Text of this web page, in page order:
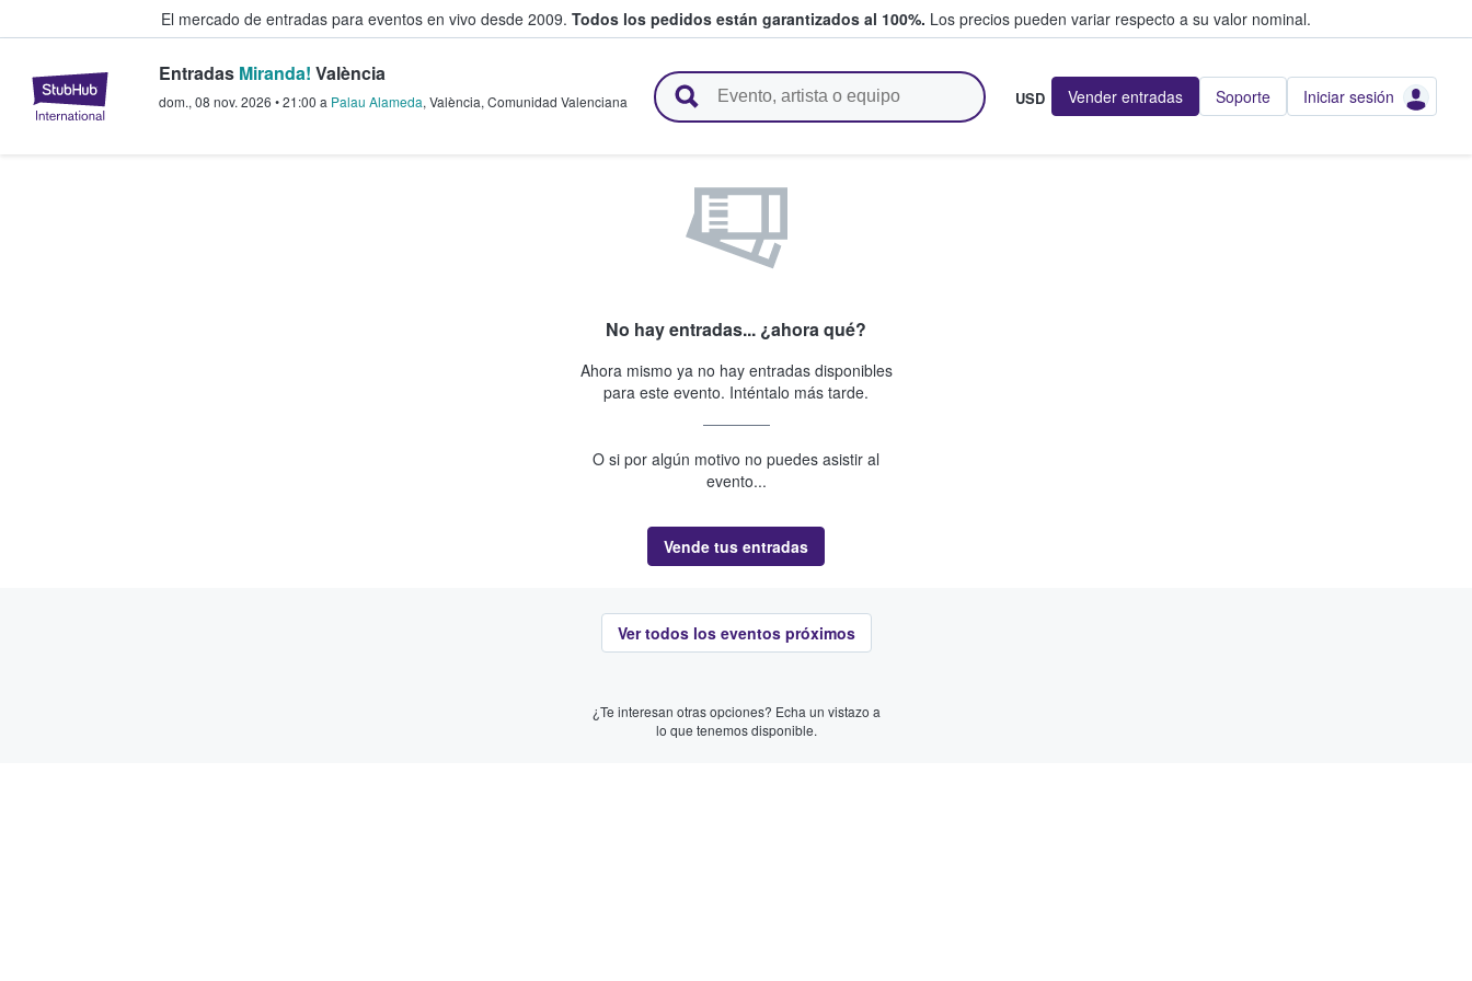
El mercado de entradas para eventos en vivo desde 2009. Todos los pedidos están garantizados al 100%. Los precios pueden variar respecto a su valor nominal.
StubHub: compra y venta de entradas entre fans
Entradas Miranda! València
dom., 08 nov. 2026 •21:00 a Palau Alameda, València, Comunidad Valenciana USD Vender entradas Soporte Iniciar sesión
No hay entradas... ¿ahora qué?
Ahora mismo ya no hay entradas disponibles
para este evento. Inténtalo más tarde.
O si por algún motivo no puedes asistir al
evento...
Vende tus entradas
Ver todos los eventos próximos
¿Te interesan otras opciones? Echa un vistazo a
lo que tenemos disponible.